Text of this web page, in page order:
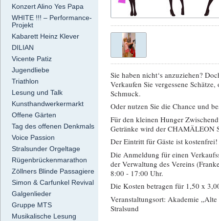
Konzert Alino Yes Papa
WHITE !!! – Performance-
Projekt
Kabarett Heinz Klever
DILIAN
Vicente Patiz
Jugendliebe
Triathlon
Lesung und Talk
Kunsthandwerkermarkt
Offene Gärten
Tag des offenen Denkmals
Voice Passion
Stralsunder Orgeltage
Rügenbrückenmarathon
Zöllners Blinde Passagiere
Simon & Carfunkel Revival
Galgenlieder
Gruppe MTS
Musikalische Lesung
Sie haben nicht‘s anzuziehen?
Verkaufen Sie vergessene
Schmuck.
Oder nutzen Sie die Chance und
Für den kleinen Hunger
Getränke wird der CHAMÄLEON
Der Eintritt für Gäste ist kostenfrei!
Die Anmeldung für einen
der Verwaltung des Vereins
8:00 - 17:00 Uhr.
Die Kosten betragen für 1,50 x
Veranstaltungsort: Akademie
Stralsund